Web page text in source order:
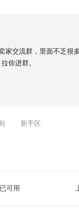
家交流群，里面不乏很
拉你进群。
新手区
可用